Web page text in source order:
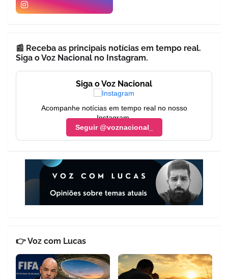
📰 Receba as principais notícias em tempo real.
Siga o Voz Nacional no Instagram.
Siga o Voz Nacional
Acompanhe notícias em tempo real no nosso
Instagram.
Seguir @voznacional_
👉 Voz com Lucas